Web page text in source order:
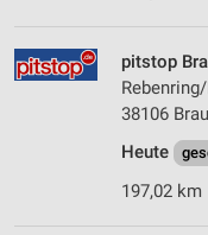
pitstop
38106
Heute
197,02 km